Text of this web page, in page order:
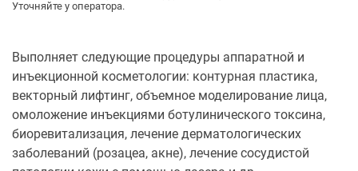
Уточняйте у оператора.
Выполняет следующие процедуры аппаратной и
инъекционной косметологии: контурная пластика,
векторный лифтинг, объемное моделирование лица,
омоложение инъекциями ботулинического токсина,
биоревитализация, лечение дерматологических
заболеваний (розацеа, акне), лечение сосудистой